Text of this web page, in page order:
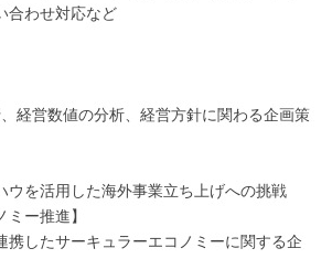
合わせ対応など
経営数値の分析、経営方針に関わる企画策
ウを活用した海外事業立ち上げへの挑戦
ミー推進】
携したサーキュラーエコノミーに関する企